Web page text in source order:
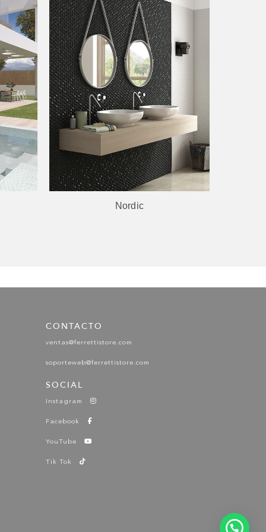
Nordic
CONTACTO
ventas@ferrettistore.com
soporteweb@ferrettistore.com
SOCIAL
Instagram
Facebook
YouTube
Tik Tok